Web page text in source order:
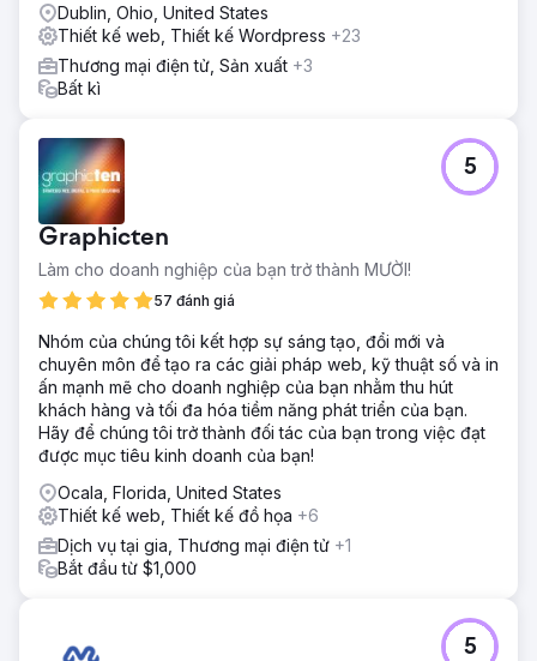
Dublin, Ohio, United States
Thiết kế web, Thiết kế Wordpress +23
Thương mại điện tử, Sản xuất +3
Bất kì
Graphicten
Làm cho doanh nghiệp của bạn trở thành MƯỜI!
57 đánh giá
5
Nhóm của chúng tôi kết hợp sự sáng tạo, đổi mới và
chuyên môn để tạo ra các giải pháp web, kỹ thuật số và in
ấn mạnh mẽ cho doanh nghiệp của bạn nhằm thu hút
khách hàng và tối đa hóa tiềm năng phát triển của bạn.
Hãy để chúng tôi trở thành đối tác của bạn trong việc đạt
được mục tiêu kinh doanh của bạn!
Ocala, Florida, United States
Thiết kế web, Thiết kế đồ họa +6
Dịch vụ tại gia, Thương mại điện tử +1
Bắt đầu từ $1,000
5